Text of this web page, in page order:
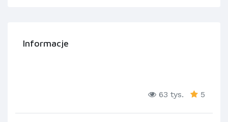
Informacje
63 tys. 5